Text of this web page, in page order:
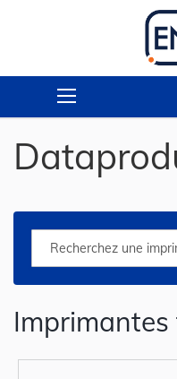
Imprimantes